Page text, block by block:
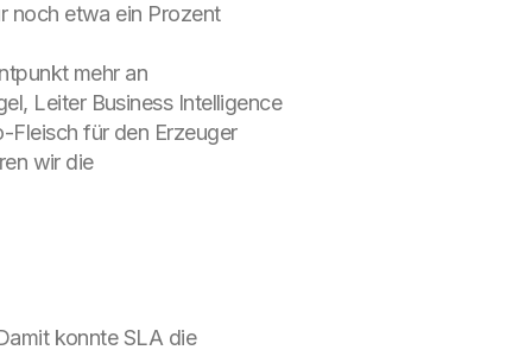
noch etwa ein Prozent
mehr an
Leiter Business Intelligence
Fleisch für den Erzeuger
wir die
konnte SLA die